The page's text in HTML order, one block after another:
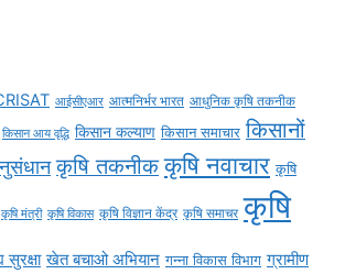
आईसीएआर आत्मनिर्भर भारत आधुनिक कृषि तकनीक
किसान आय वृद्धि किसान कल्याण किसान समाचार किसानों
कृषि तकनीक कृषि नवाचार कृषि
कृषि मंत्री कृषि विकास कृषि विज्ञान केंद्र कृषि समाचर कृषि
सुरक्षा खेत बचाओ अभियान गन्ना विकास विभाग ग्रामीण